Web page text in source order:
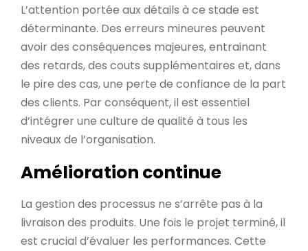
L’attention portée aux détails à ce stade est
déterminante. Des erreurs mineures peuvent
avoir des conséquences majeures, entrainant
des retards, des couts supplémentaires et, dans
le pire des cas, une perte de confiance de la part
des clients. Par conséquent, il est essentiel
d’intégrer une culture de qualité à tous les
niveaux de l’organisation.
Amélioration continue
La gestion des processus ne s’arrête pas à la
livraison des produits. Une fois le projet terminé, il
est crucial d’évaluer les performances. Cette